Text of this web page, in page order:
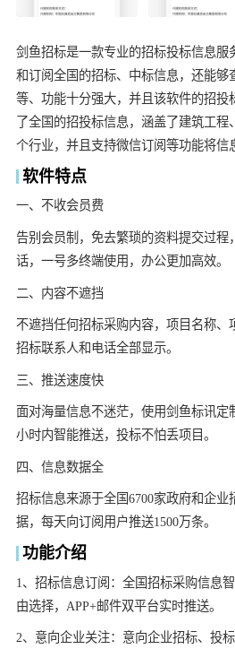
剑鱼招标是一款专业的招标投标信息服
和订阅全国的招标、中标信息，还能够
等、功能十分强大，并且该软件的招投
了全国的招投标信息，涵盖了建筑工
个行业，并且支持微信订阅等功能将信
软件特点
一、不收会员费
告别会员制，免去繁琐的资料提交过程
话，一号多终端使用，办公更加高效。
二、内容不遮挡
不遮挡任何招标采购内容，项目名称、
招标联系人和电话全部显示。
三、推送速度快
面对海量信息不迷茫，使用剑鱼标讯定
小时内智能推送，投标不怕丢项目。
四、信息数据全
招标信息来源于全国6700家政府和企业
据，每天向订阅用户推送1500万条。
功能介绍
1、招标信息订阅：全国招标采购信息
由选择，APP+邮件双平台实时推送。
2、意向企业关注：意向企业招标、投